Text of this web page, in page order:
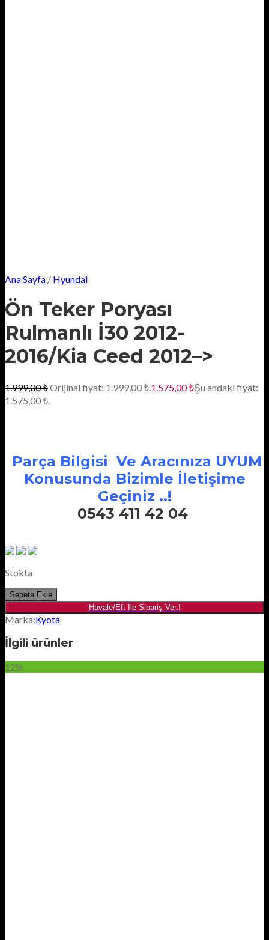
Ana Sayfa / Hyundai
Ön Teker Poryası
Rulmanlı İ30 2012-
2016/Kia Ceed 2012–>
1.999,00₺Orijinal fiyat: 1.999,00 ₺.1.575,00₺Şu andaki fiyat:
1.575,00 ₺.
Parça Bilgisi Ve Aracınıza UYUM
Konusunda Bizimle İletişime
Geçiniz ..!
0543 411 42 04
Stokta
Sepete Ekle
Havale/Eft İle Sipariş Ver.!
Marka:Kyota
İlgili ürünler
12%